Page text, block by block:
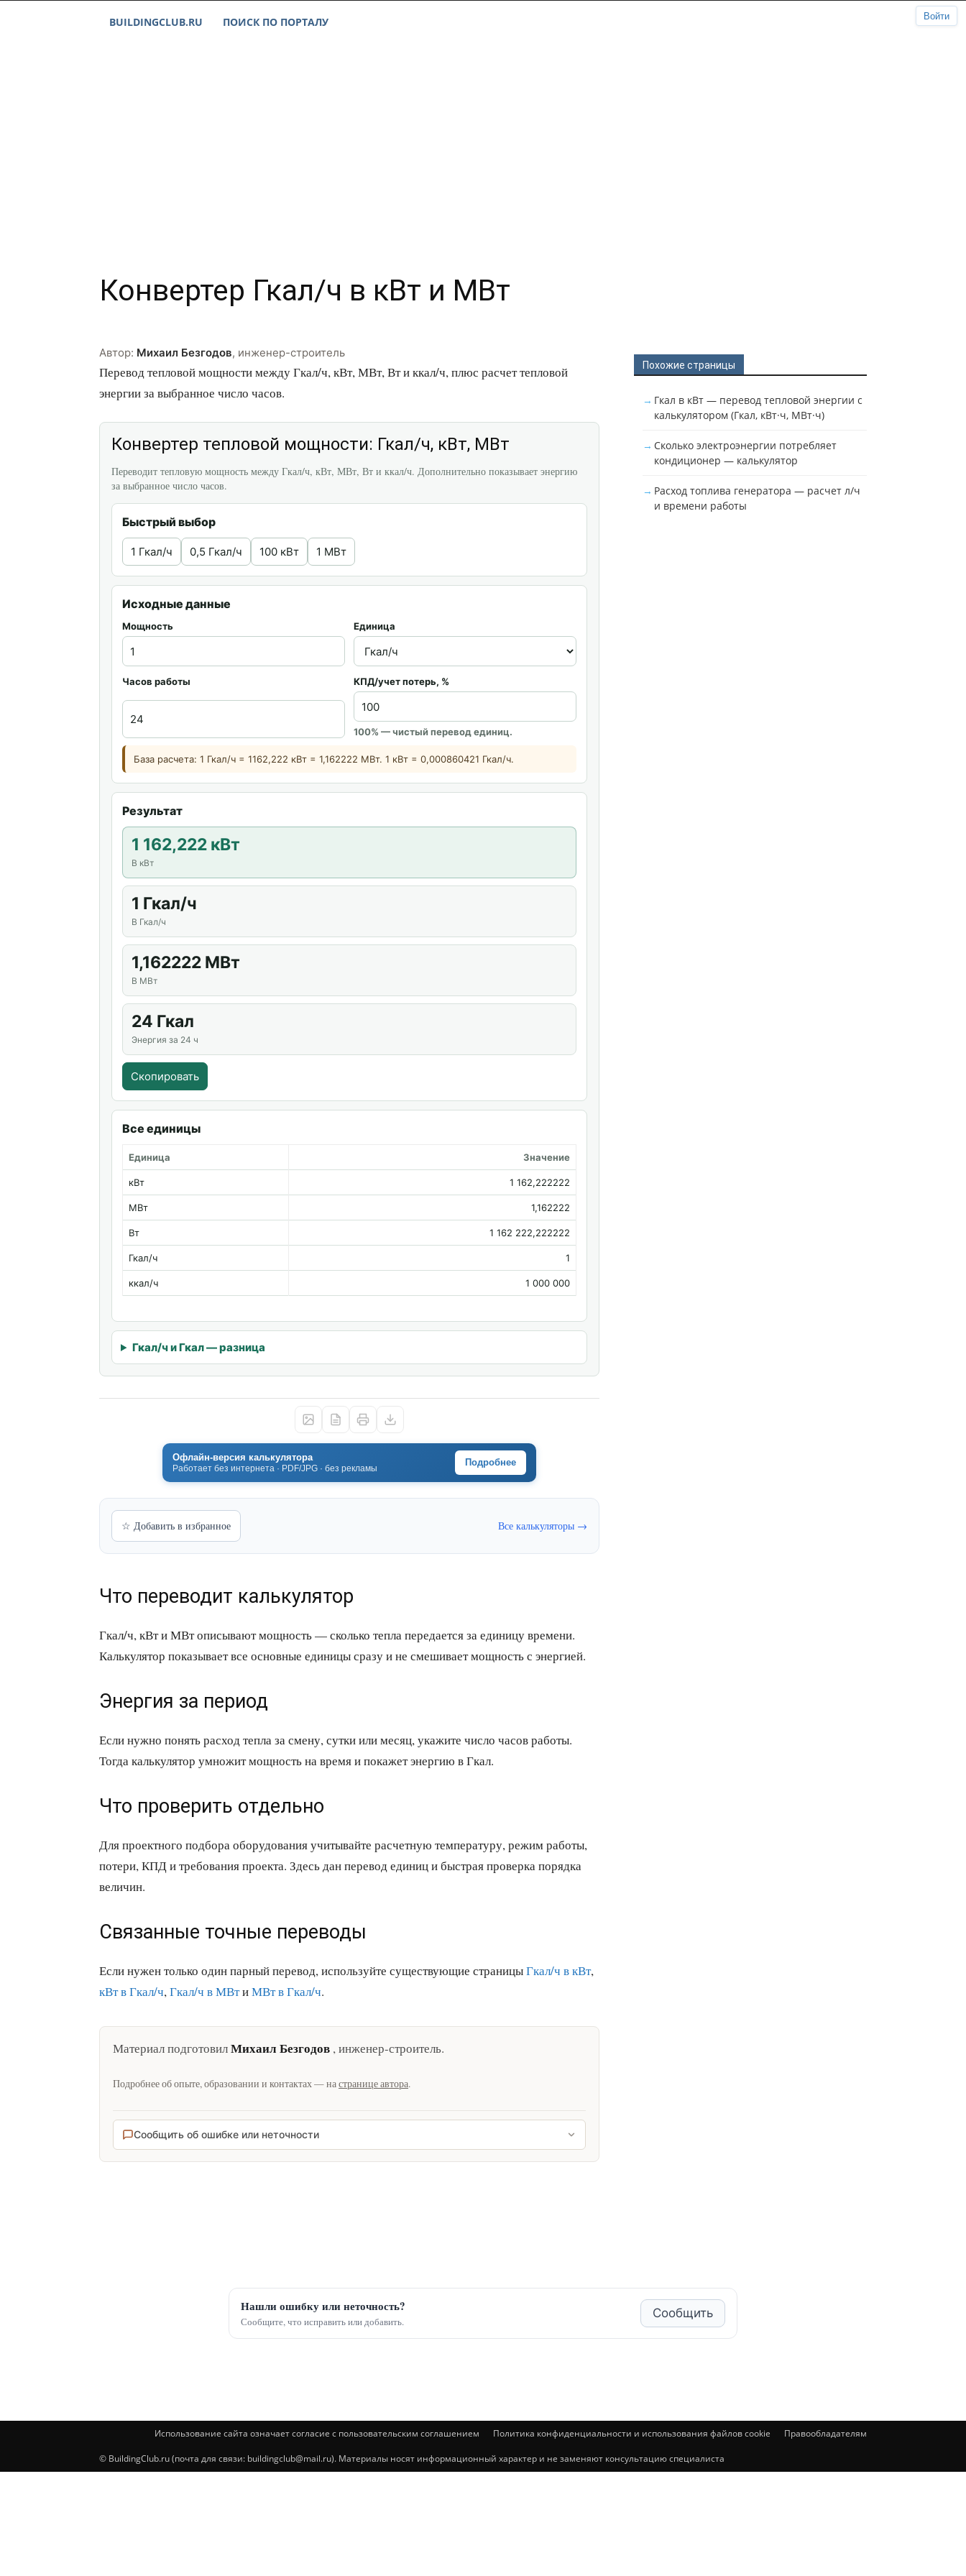
BUILDINGCLUB.RU ПОИСК ПО ПОРТАЛУ
Конвертер Гкал/ч в кВт и МВт
Автор: Михаил Безгодов, инженер-строитель
Перевод тепловой мощности между Гкал/ч, кВт, МВт, Вт и ккал/ч, плюс расчет тепловой
энергии за выбранное число часов.
Конвертер тепловой мощности: Гкал/ч, кВт, МВт
Переводит тепловую мощность между Гкал/ч, кВт, МВт, Вт и ккал/ч. Дополнительно показывает энергию
за выбранное число часов.
Быстрый выбор
1 Гкал/ч 0,5 Гкал/ч 100 кВт 1 МВт
Исходные данные
Мощность Единица
Часов работы КПД/учет потерь, %
100% — чистый перевод единиц.
База расчета: 1 Гкал/ч = 1162,222 кВт = 1,162222 МВт. 1 кВт = 0,000860421 Гкал/ч.
Результат
1 162,222 кВт
В кВт
1 Гкал/ч
В Гкал/ч
1,162222 МВт
В МВт
24 Гкал
Энергия за 24 ч
Скопировать
Все единицы
Единица Значение
кВт 1 162,222222
МВт 1,162222
Вт 1 162 222,222222
Гкал/ч 1
ккал/ч 1 000 000
Гкал/ч и Гкал — разница
Офлайн-версия калькулятора
Работает без интернета · PDF/JPG · без рекламы
Подробнее
☆ Добавить в избранное Все калькуляторы →
Что переводит калькулятор
Гкал/ч, кВт и МВт описывают мощность — сколько тепла передается за единицу времени.
Калькулятор показывает все основные единицы сразу и не смешивает мощность с энергией.
Энергия за период
Если нужно понять расход тепла за смену, сутки или месяц, укажите число часов работы.
Тогда калькулятор умножит мощность на время и покажет энергию в Гкал.
Что проверить отдельно
Для проектного подбора оборудования учитывайте расчетную температуру, режим работы,
потери, КПД и требования проекта. Здесь дан перевод единиц и быстрая проверка порядка
величин.
Связанные точные переводы
Если нужен только один парный перевод, используйте существующие страницыГкал/ч в кВт,
кВт в Гкал/ч,Гкал/ч в МВтиМВт в Гкал/ч.
Материал подготовилМихаил Безгодов ,инженер-строитель.
Подробнее об опыте, образовании и контактах — настранице автора.
Сообщить об ошибке или неточности
Похожие страницы
Гкал в кВт — перевод тепловой энергии с
калькулятором (Гкал, кВт·ч, МВт·ч)
Сколько электроэнергии потребляет
кондиционер — калькулятор
Расход топлива генератора — расчет л/ч
и времени работы
Нашли ошибку или неточность?
Сообщите, что исправить или добавить.
Сообщить
Использование сайта означает согласие с пользовательским соглашением Политика конфиденциальности и использования файлов cookie Правообладателям
© BuildingClub.ru (почта для связи: buildingclub@mail.ru). Материалы носят информационный характер и не заменяют консультацию специалиста
Войти